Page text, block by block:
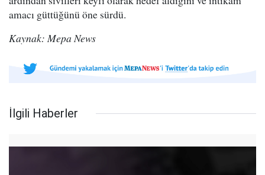
amacı güttüğünü öne sürdü.
Kaynak: Mepa News
İlgili Haberler